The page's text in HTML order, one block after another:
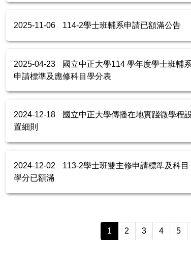
2025-11-06 114-2學士班輔系申請已額滿公告
2025-04-23
國立中正大學114 學年度學士班輔系
申請標準及應修科目學分表
2024-12-18
國立中正大學傳播在地實踐微學程
置細則
2024-12-02
113-2學士班雙主修申請標準及科目
學分已額滿
1 2 3 4 5